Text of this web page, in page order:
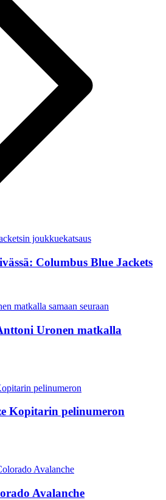
Columbus Blue Jackets
Uronen matkalla
Kopitarin pelinumeron
Avalanche